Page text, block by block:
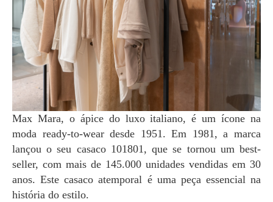
Max Mara, o ápice do luxo italiano, é um ícone na
moda ready-to-wear desde 1951. Em 1981, a marca
lançou o seu casaco 101801, que se tornou um best-
seller, com mais de 145.000 unidades vendidas em 30
anos. Este casaco atemporal é uma peça essencial na
história do estilo.